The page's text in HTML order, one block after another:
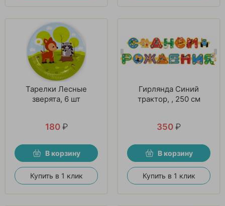
Тарелки Лесные
зверята, 6 шт
180 ₽
В корзину
Купить в 1 клик
Гирлянда Синий
трактор, , 250 см
350 ₽
В корзину
Купить в 1 клик